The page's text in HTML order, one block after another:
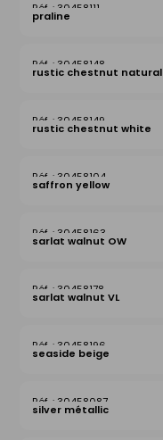
30458111
praline
30458148
rustic chestnut natural
30458149
rustic chestnut white
30458104
saffron yellow
30458163
sarlat walnut OW
30458178
sarlat walnut VL
30458196
seaside beige
30458087
silver métallic